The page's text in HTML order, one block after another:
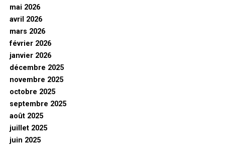
mai 2026
avril 2026
mars 2026
février 2026
janvier 2026
décembre 2025
novembre 2025
octobre 2025
septembre 2025
août 2025
juillet 2025
juin 2025